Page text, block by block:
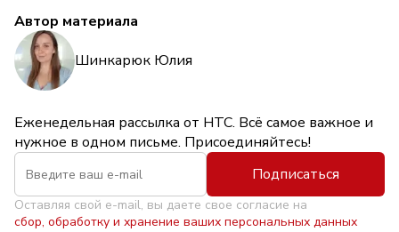
Автор материала
Шинкарюк Юлия
Еженедельная рассылка от НТС. Всё самое важное и
нужное в одном письме. Присоединяйтесь!
Подписаться
Оставляя свой e-mail, вы даете свое согласие на
сбор, обработку и хранение ваших персональных данных